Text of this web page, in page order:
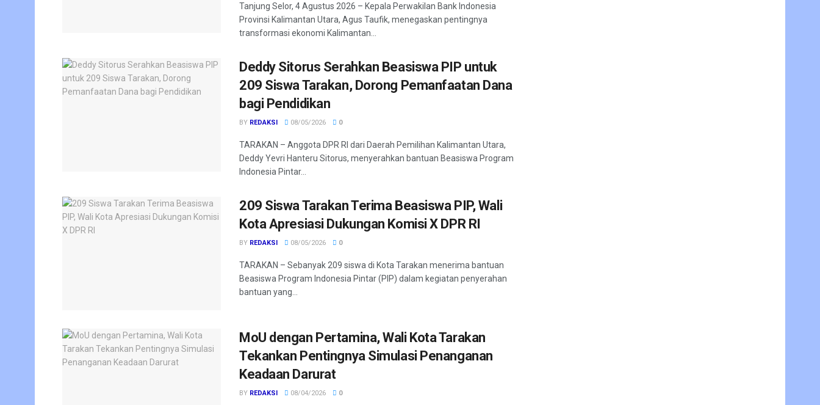
Tanjung Selor, 4 Agustus 2026 – Kepala Perwakilan Bank Indonesia
Provinsi Kalimantan Utara, Agus Taufik, menegaskan pentingnya
transformasi ekonomi Kalimantan...
Deddy Sitorus Serahkan Beasiswa PIP untuk
209 Siswa Tarakan, Dorong Pemanfaatan Dana
bagi Pendidikan
BY REDAKSI 08/05/2026 0
TARAKAN – Anggota DPR RI dari Daerah Pemilihan Kalimantan Utara,
Deddy Yevri Hanteru Sitorus, menyerahkan bantuan Beasiswa Program
Indonesia Pintar...
209 Siswa Tarakan Terima Beasiswa PIP, Wali
Kota Apresiasi Dukungan Komisi X DPR RI
BY REDAKSI 08/05/2026 0
TARAKAN – Sebanyak 209 siswa di Kota Tarakan menerima bantuan
Beasiswa Program Indonesia Pintar (PIP) dalam kegiatan penyerahan
bantuan yang...
MoU dengan Pertamina, Wali Kota Tarakan
Tekankan Pentingnya Simulasi Penanganan
Keadaan Darurat
BY REDAKSI 08/04/2026 0